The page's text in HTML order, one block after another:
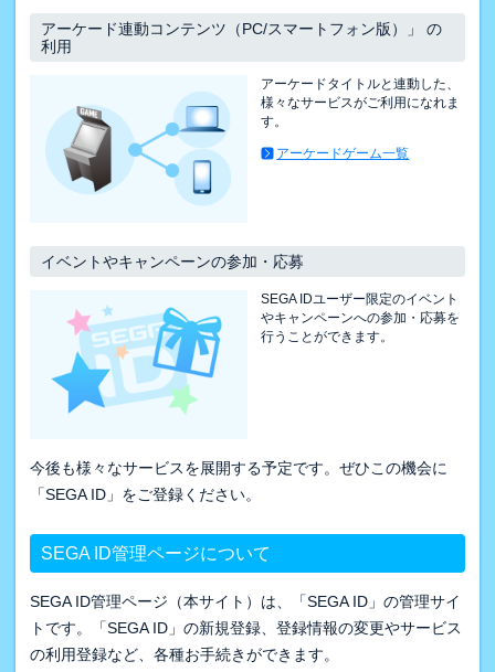
アーケード連動コンテンツ（PC/スマートフォン版）」 の
利用
アーケードタイトルと連動した、
様々なサービスがご利用になれま
す。
アーケードゲーム一覧
イベントやキャンペーンの参加・応募
SEGA IDユーザー限定のイベント
やキャンペーンへの参加・応募を
行うことができます。
今後も様々なサービスを展開する予定です。ぜひこの機会に
「SEGA ID」をご登録ください。
SEGA ID管理ページについて
SEGA ID管理ページ（本サイト）は、「SEGA ID」の管理サイ
トです。「SEGA ID」の新規登録、登録情報の変更やサービス
の利用登録など、各種お手続きができます。